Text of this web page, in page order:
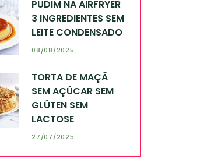
PUDIM NA AIRFRYER
3 INGREDIENTES SEM
LEITE CONDENSADO
08/08/2025
TORTA DE MAÇÃ
SEM AÇÚCAR SEM
GLÚTEN SEM
LACTOSE
27/07/2025